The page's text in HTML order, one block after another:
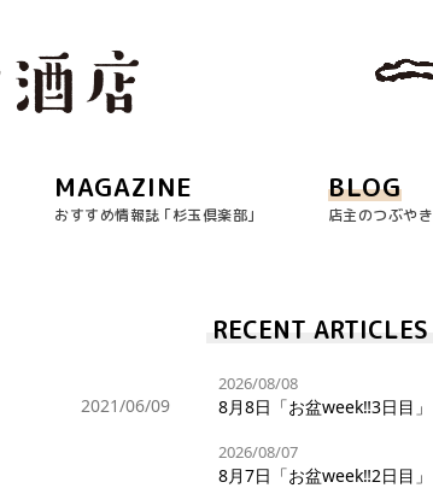
MAGAZINE
おすすめ情報誌 ｢杉玉倶楽部｣
BLOG
店主のつぶやき
2021/06/09
RECENT ARTICLES
2026/08/08
8月8日「お盆week‼︎3日目」
2026/08/07
8月7日「お盆week‼︎2日目」